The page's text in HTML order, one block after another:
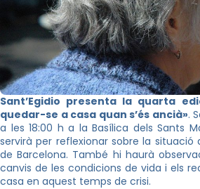
Sant’Egidio presenta la quarta
quedar-se a casa quan s’és ancià».
a les 18:00 h a la Basílica dels Sants
servirà per reflexionar sobre la
de Barcelona. També hi haurà
canvis de les condicions de vida i els
casa en aquest temps de crisi.